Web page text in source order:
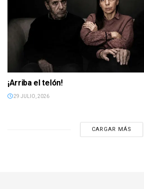
¡Arriba el telón!
29 JULIO, 2026
CARGAR MÁS